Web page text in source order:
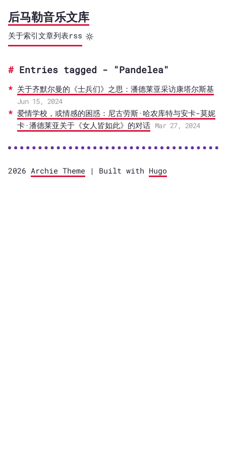
后马勒音乐文库
关于索引文章列表rss
Entries tagged - "Pandelea"
关于齐默尔曼的《士兵们》之思：潘德莱亚采访康塔尔斯基
Jun 15, 2024
爱情学校，或情感的困惑：尼古劳斯·哈农库特与安卡-莫妮
卡·潘德莱亚关于《女人皆如此》的对话 Mar 27, 2024
2026 Archie Theme | Built with Hugo